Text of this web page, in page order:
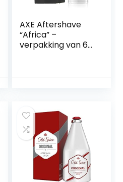
AXE Aftershave
“Africa” –
verpakking van 6